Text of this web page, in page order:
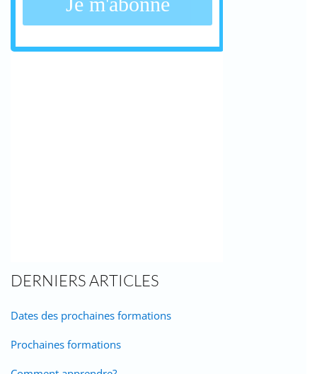
DERNIERS ARTICLES
Dates des prochaines formations
Prochaines formations